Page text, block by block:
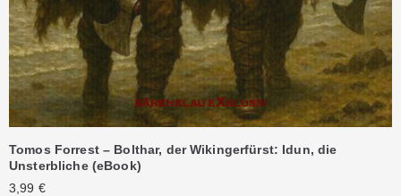
Tomos Forrest – Bolthar, der Wikingerfürst: Idun, die
Unsterbliche (eBook)
3,99 €